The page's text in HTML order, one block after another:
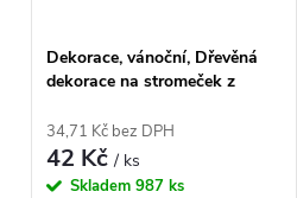
Dekorace, vánoční, Dřevěná
dekorace na stromeček z
34,71 Kč bez DPH
42 Kč/ ks
Skladem 987 ks